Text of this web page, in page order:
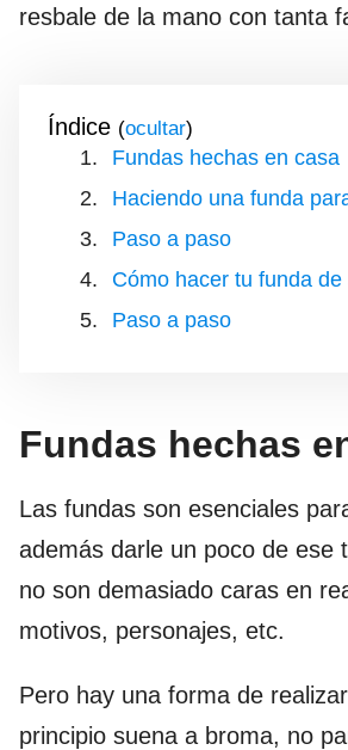
resbale de la mano con tanta
Índice ( )
Fundas hechas en casa
Haciendo una funda
Paso a paso
Cómo hacer tu funda
Paso a paso
Fundas hechas
Las fundas son esenciales
además darle un poco de ese
no son demasiado caras en
motivos, personajes, etc.
Pero hay una forma de
principio suena a broma, no